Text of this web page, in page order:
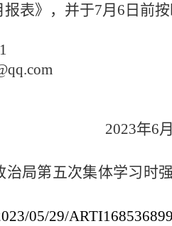
表》， 并于7月 6日前
2023年6
治局第五次集体学习时
05/29/